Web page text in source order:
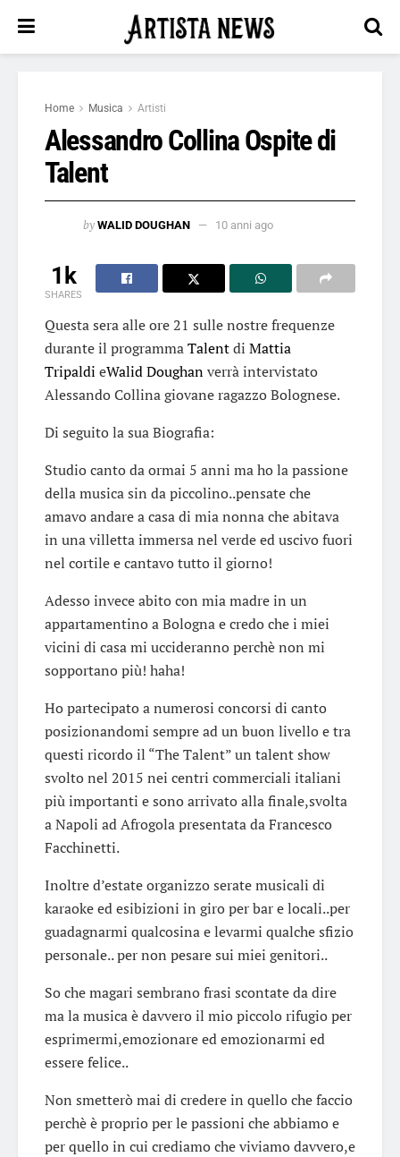
Home Musica Artisti
Alessandro Collina Ospite di
Talent
by WALID DOUGHAN 10 anni ago
1k
SHARES
Questa sera alle ore 21 sulle nostre frequenze
durante il programmaTalentdi Mattia
Tripaldi eWalid Doughanverrà intervistato
Alessando Collina giovane ragazzo Bolognese.
Di seguito la sua Biografia:
Studio canto da ormai 5 anni ma ho la passione
della musica sin da piccolino..pensate che
amavo andare a casa di mia nonna che abitava
in una villetta immersa nel verde ed uscivo fuori
nel cortile e cantavo tutto il giorno!
Adesso invece abito con mia madre in un
appartamentino a Bologna e credo che i miei
vicini di casa mi uccideranno perchè non mi
sopportano più! haha!
Ho partecipato a numerosi concorsi di canto
posizionandomi sempre ad un buon livello e tra
questi ricordo il “The Talent” un talent show
svolto nel 2015 nei centri commerciali italiani
più importanti e sono arrivato alla finale,svolta
a Napoli ad Afrogola presentata da Francesco
Facchinetti.
Inoltre d’estate organizzo serate musicali di
karaoke ed esibizioni in giro per bar e locali..per
guadagnarmi qualcosina e levarmi qualche sfizio
personale.. per non pesare sui miei genitori..
So che magari sembrano frasi scontate da dire
ma la musica è davvero il mio piccolo rifugio per
esprimermi,emozionare ed emozionarmi ed
essere felice..
Non smetterò mai di credere in quello che faccio
perchè è proprio per le passioni che abbiamo e
per quello in cui crediamo che viviamo davvero,e